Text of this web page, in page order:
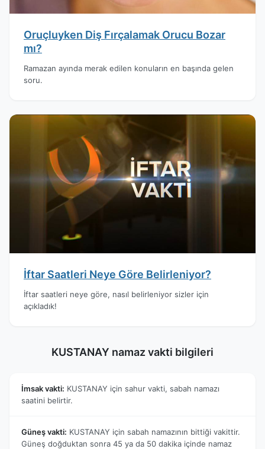
Oruçluyken Diş Fırçalamak Orucu Bozar
mı?
Ramazan ayında merak edilen konuların en başında gelen
soru.
İftar Saatleri Neye Göre Belirleniyor?
İftar saatleri neye göre, nasıl belirleniyor sizler için
açıkladık!
KUSTANAY namaz vakti bilgileri
İmsak vakti: KUSTANAY için sahur vakti, sabah namazı
saatini belirtir.
Güneş vakti: KUSTANAY için sabah namazının bittiği vakittir.
Güneş doğduktan sonra 45 ya da 50 dakika içinde namaz